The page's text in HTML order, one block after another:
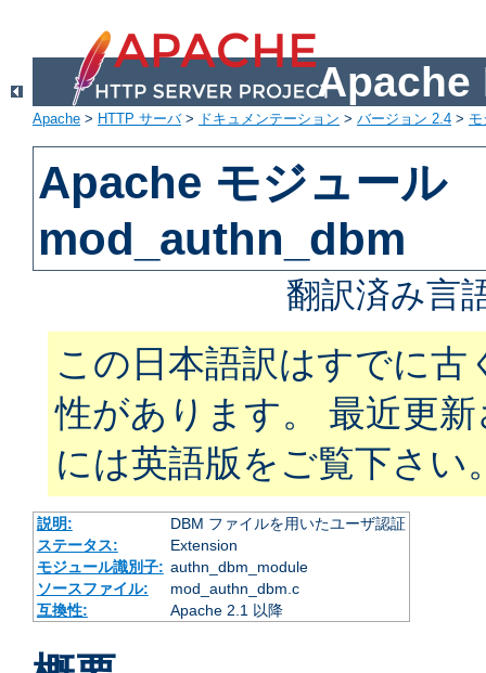
Apache
Apache > HTTP サーバ> ドキュメンテーション > バージョン 2.4 >
Apache モジュール
mod_authn_dbm
翻訳済み言
この日本語訳はすでに古
性があります。 最近更
には英語版をご覧下さい
説明:
DBM ファイルを用いたユーザ認証
ステータス:
Extension
モジュール識別子: authn_dbm_module
ソースファイル:
mod_authn_dbm.c
互換性:
Apache 2.1 以降